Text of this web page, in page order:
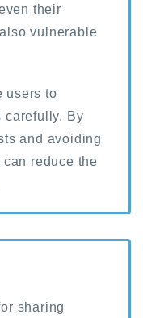
their
vulnerable
users to
carefully. By
and avoiding
reduce the
sharing